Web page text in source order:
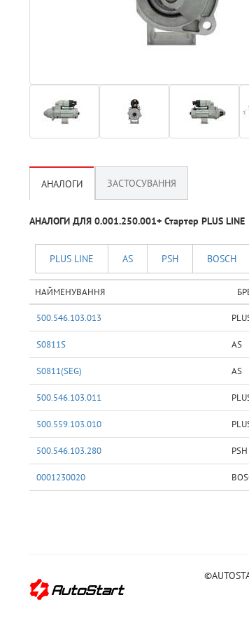
АНАЛОГИ ЗАСТОСУВАННЯ
АНАЛОГИ ДЛЯ 0.001.250.001+ Стартер PLUS LINE
PLUS LINE AS PSH BOSCH
НАЙМЕНУВАННЯ
500.546.103.013
S0811S AS
S0811(SEG) AS
500.546.103.011
500.559.103.010
500.546.103.280 PSH
0001230020